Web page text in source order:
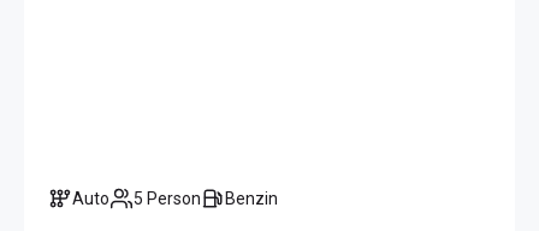
Auto 5 Person Benzin